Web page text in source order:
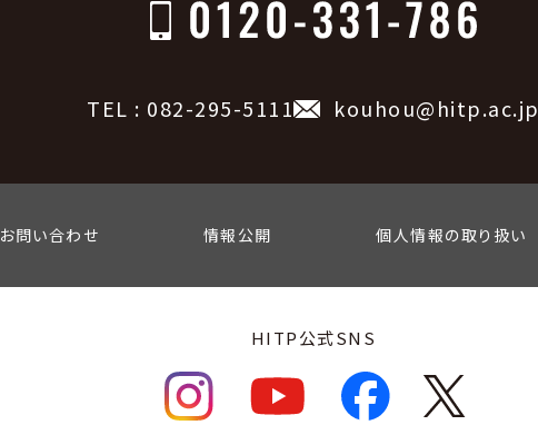
TEL : 082-295-5111 kouhou@hitp.ac.jp
お問い合わせ 情報公開 個人情報の取り扱い
HITP公式SNS